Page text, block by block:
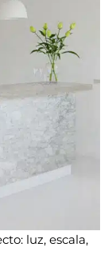
luz, escala,